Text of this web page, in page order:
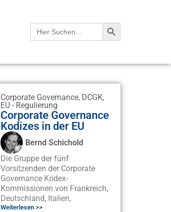
Search
for:
Search Button
Corporate Governance, DCGK,
EU - Regulierung
Corporate Governance
Kodizes in der EU
Bernd Schichold
Die Gruppe der fünf
Vorsitzenden der Corporate
Governance Kodex-
Kommissionen von Frankreich,
Deutschland, Italien,
Weiterlesen >>